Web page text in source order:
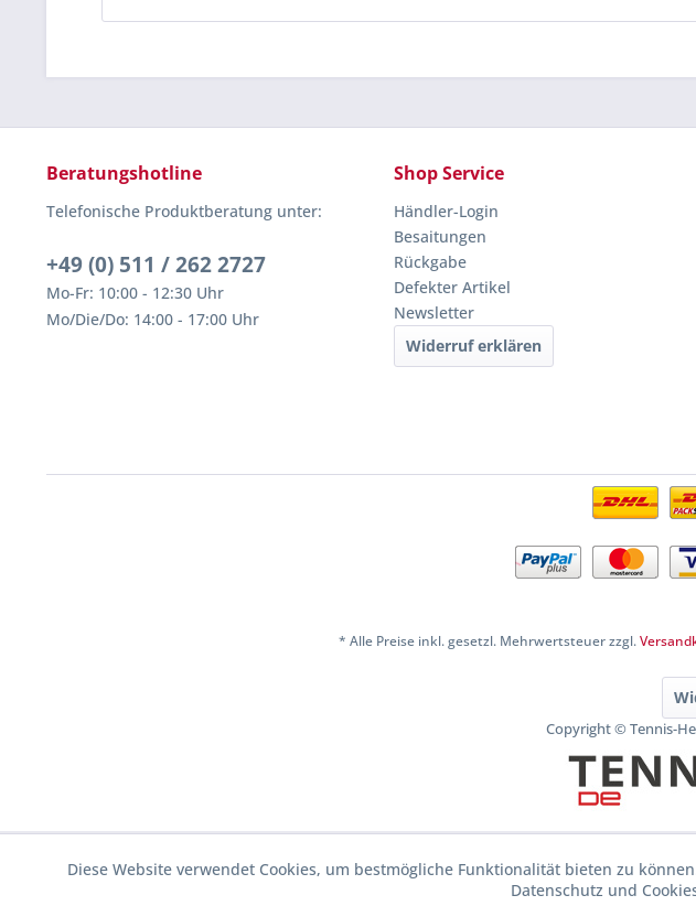
Beratungshotline
Telefonische Produktberatung unter:
+49 (0) 511 / 262 2727
Mo-Fr: 10:00 - 12:30 Uhr
Mo/Die/Do: 14:00 - 17:00 Uhr
Shop Service
Händler-Login
Besaitungen
Rückgabe
Defekter Artikel
Newsletter
Widerruf erklären
* Alle Preise inkl. gesetzl. Mehrwertsteuer zzgl.
Copyright © Tennis-
Diese Website verwendet Cookies, um bestmögliche Funktionalität bieten zu
Datenschutz und